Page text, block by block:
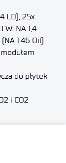
LD), 25x
W; NA 1,4
1,46 Oil)
do płytek
i CO2